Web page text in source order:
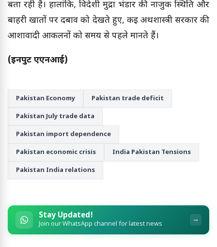
बता रही है। हालांकि, विदेशी मुद्रा भंडार की नाजुक स्थिति और
बाहरी खातों पर दबाव को देखते हुए, कई अर्थशास्त्री सरकार की
आशावादी आकलनों को समय से पहले मानते हैं।
(इनपुट एएनआई)
Pakistan Economy Pakistan trade deficit
Pakistan July trade data
Pakistan import dependence
Pakistan economic crisis India Pakistan Tensions
Pakistan India relations
Stay Updated!
Join our WhatsApp channel for latest news →